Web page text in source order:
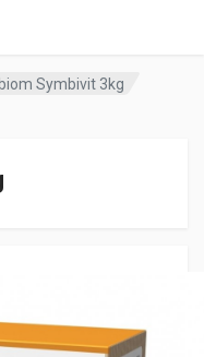
Symbivit 3kg